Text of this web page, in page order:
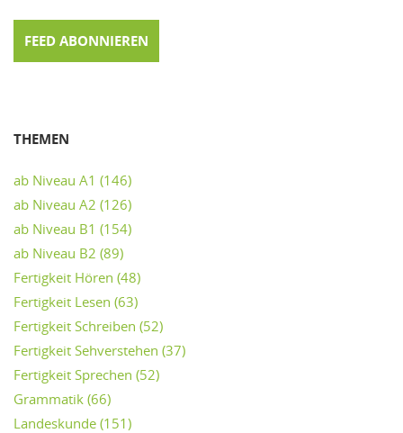
FEED ABONNIEREN
THEMEN
ab Niveau A1 (146)
ab Niveau A2 (126)
ab Niveau B1 (154)
ab Niveau B2 (89)
Fertigkeit Hören (48)
Fertigkeit Lesen (63)
Fertigkeit Schreiben (52)
Fertigkeit Sehverstehen (37)
Fertigkeit Sprechen (52)
Grammatik (66)
Landeskunde (151)